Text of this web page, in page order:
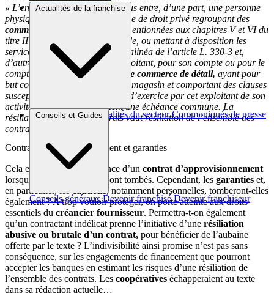
Actualités de la franchise
Brèves et actus Actualités du secteur Communiqués de presse
Conseils et Guides
Conseils généraux Devenir franchisé Devenir franchiseur
« L’ensemble des contrats conclus entre, d’une part, une personne
physique ou une personne morale de droit privé regroupant des
commerçants
, autre que celles mentionnées aux chapitres V et VI du
titre II du livre Ier du présent code, ou mettant à disposition les
services mentionnés au premier alinéa de l’article L. 330-3 et,
d’autre part, toute personne exploitant, pour son compte ou pour le
compte d’un tiers, unmagasin de commerce de détail, ayant pour
but commun l’exploitation de ce magasin et comportant des clauses
susceptibles de limiter la liberté d’exercice par cet exploitant de son
activité commerciale prévoient une échéance commune. La
résiliation d’un de ces contrats vaut résiliation de l’ensemble des
contrats (…). »
Contrats d’approvisionnement et garanties
Cela empêchera la survivance d’un contrat d’approvisionnement
lorsque les autres contrats sont tombés. Cependant, les garanties et,
en particulier, lescautions, notamment personnelles, tomberont-elles
également ? A trop vouloir protéger, on porte atteinte aux droits
essentiels du créancier fournisseur. Permettra-t-on également
qu’un contractant indélicat prenne l’initiative d’une résiliation
abusive ou brutale d’un contrat, pour bénéficier de l’aubaine
offerte par le texte ? L’indivisibilité ainsi promise n’est pas sans
conséquence, sur les engagements de financement que pourront
accepter les banques en estimant les risques d’une résiliation de
l’ensemble des contrats. Les coopératives échapperaient au texte
dans sa rédaction actuelle…